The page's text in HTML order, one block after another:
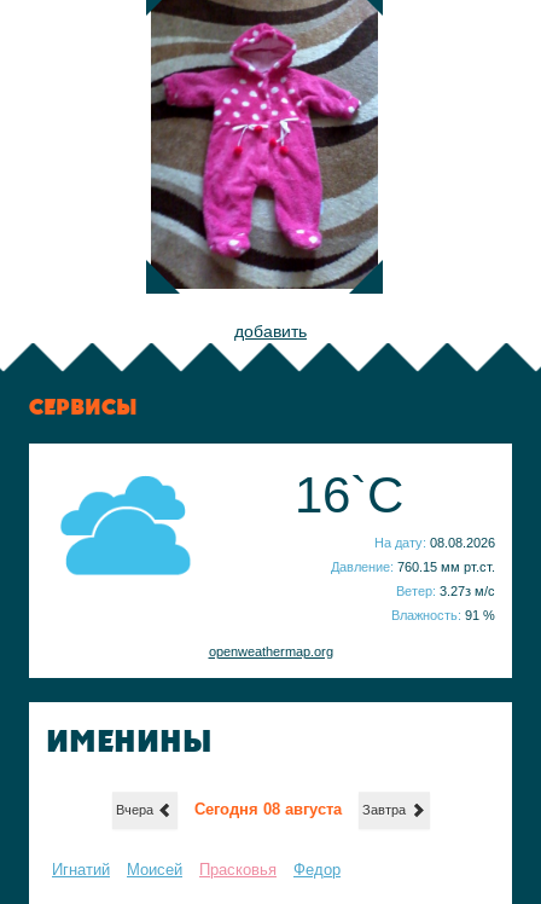
добавить
СЕРВИСЫ
16`C
На дату: 08.08.2026
Давление: 760.15 мм рт.ст.
Ветер: 3.27з м/с
Влажность: 91 %
openweathermap.org
ИМЕНИНЫ
Вчера Сегодня 08 августа Завтра
Игнатий Моисей Прасковья Федор